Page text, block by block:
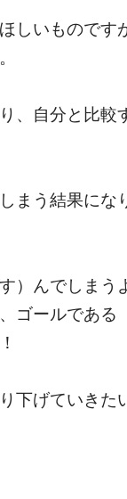
しいものです
、自分と比較
まう結果にな
）んでしまう
ゴールである
下げていきた